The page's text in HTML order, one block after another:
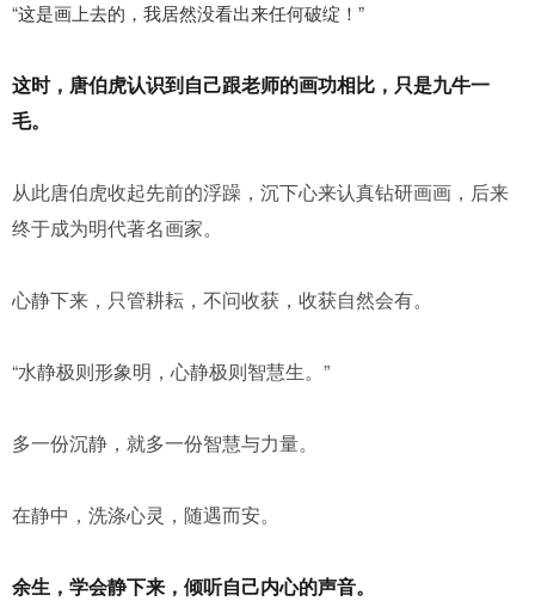
“这是画上去的，我居然没看出来任何破绽！”
这时，唐伯虎认识到自己跟老师的画功相比，只是九牛一
毛。
从此唐伯虎收起先前的浮躁，沉下心来认真钻研画画，后来
终于成为明代著名画家。
心静下来，只管耕耘，不问收获，收获自然会有。
“水静极则形象明，心静极则智慧生。”
多一份沉静，就多一份智慧与力量。
在静中，洗涤心灵，随遇而安。
余生，学会静下来，倾听自己内心的声音。